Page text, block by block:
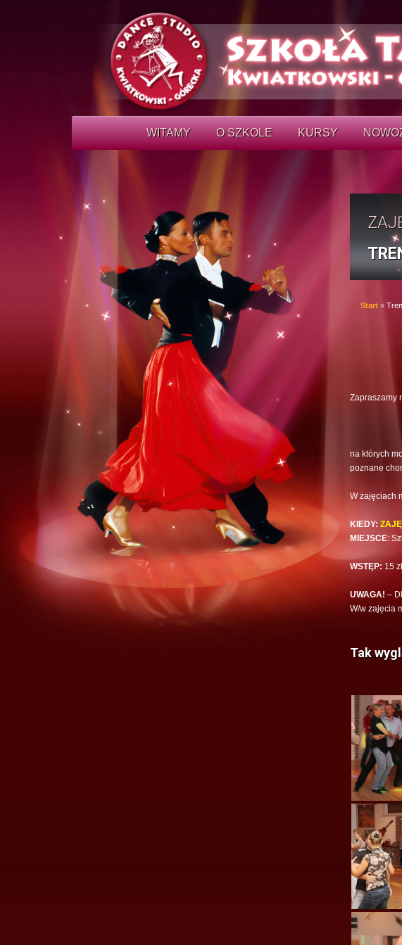
WITAMY O SZKOLE
MEDIA O NAS
BON UPOMINKOWY
KURSY
NOWE KURSY
KONTYNUACJA
Start »
Zapraszamy
na których
poznane
W zajęciach
KIEDY:
MIEJSCE:
WSTĘP: 15
UWAGA! –
W/w zajęcia
Tak